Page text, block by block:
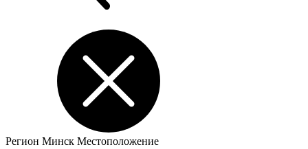
Регион Минск Местоположение